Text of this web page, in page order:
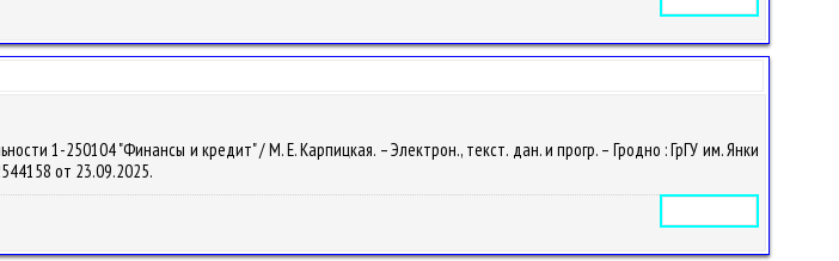
1-250104 "Финансы и кредит" / М. Е. Карпицкая. – Электрон., текст. дан. и прогр. – Гродно : ГрГУ им. Янки
от 23.09.2025.